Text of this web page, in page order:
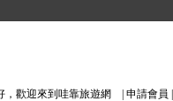
，歡迎來到哇靠旅遊網 | 申請會員